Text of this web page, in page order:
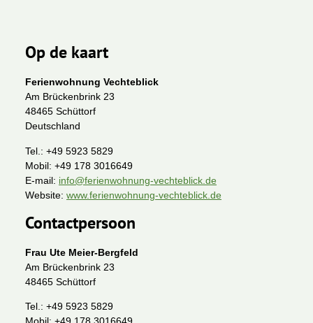
Op de kaart
Ferienwohnung Vechteblick
Am Brückenbrink 23
48465 Schüttorf
Deutschland
Tel.: +49 5923 5829
Mobil: +49 178 3016649
E-mail: info@ferienwohnung-vechteblick.de
Website: www.ferienwohnung-vechteblick.de
Contactpersoon
Frau Ute Meier-Bergfeld
Am Brückenbrink 23
48465 Schüttorf
Tel.: +49 5923 5829